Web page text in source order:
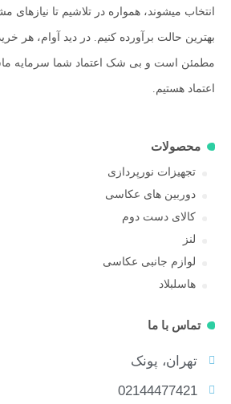
انتخاب میشوند، همواره در تلاشیم تا نیازهای
بهترین حالت برآورده کنیم. در دید آوام، هر
مطمئن است و بی شک اعتماد شما سرمایه
اعتماد هستیم.
محصولات
تجهیزات نورپردازی
دوربین های عکاسی
کالای دست دوم
لنز
لوازم جانبی عکاسی
هاسلبلاد
تماس با ما
تهران، پونک
02144477421